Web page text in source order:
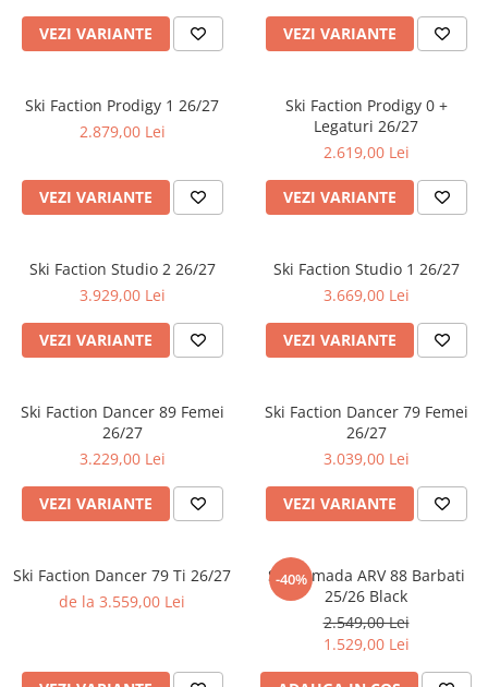
Sosete Outdoor
Sepci
VEZI VARIANTE VEZI VARIANTE
Ski Faction Prodigy 1 26/27
2.879,00 Lei
VEZI VARIANTE
Ski Faction Prodigy 0 +
Legaturi 26/27
2.619,00 Lei
VEZI VARIANTE
Ski Faction Studio 2 26/27
3.929,00 Lei
VEZI VARIANTE
Ski Faction Studio 1 26/27
3.669,00 Lei
VEZI VARIANTE
Ski Faction Dancer 89 Femei
26/27
3.229,00 Lei
VEZI VARIANTE
Ski Faction Dancer 79 Femei
26/27
3.039,00 Lei
VEZI VARIANTE
Ski Faction Dancer 79 Ti 26/27
de la 3.559,00 Lei
-40%
SKI Armada ARV 88 Barbati
25/26 Black
2.549,00 Lei
1.529,00 Lei